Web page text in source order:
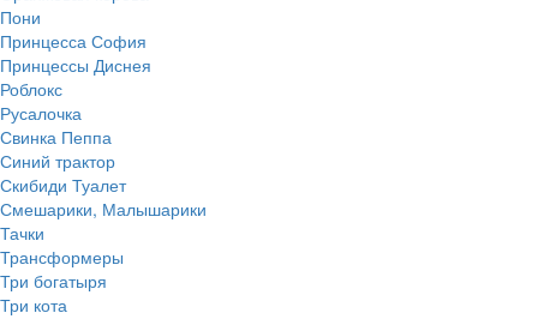
Пони
Принцесса София
Принцессы Диснея
Роблокс
Русалочка
Свинка Пеппа
Синий трактор
Скибиди Туалет
Смешарики, Малышарики
Тачки
Трансформеры
Три богатыря
Три кота